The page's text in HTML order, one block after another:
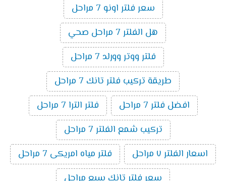
سعر فلتر اونو 7 مراحل
هل الفلتر 7 مراحل صحي
فلتر ووتر وورلد 7 مراحل
طريقة تركيب فلتر تانك 7 مراحل
افضل فلتر 7 مراحل
فلتر الترا 7 مراحل
تركيب شمع الفلتر 7 مراحل
اسعار الفلتر ٧ مراحل
فلتر مياه امريكى 7 مراحل